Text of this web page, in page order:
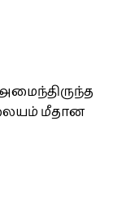
அமைந்திருந்த
மீதான